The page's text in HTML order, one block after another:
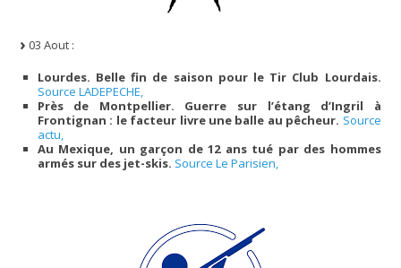
03 Aout :
Lourdes. Belle fin de saison pour le Tir Club Lourdais.
Source LADEPECHE,
Près de Montpellier. Guerre sur l’étang d’Ingril à
Frontignan : le facteur livre une balle au pêcheur. Source
actu,
Au Mexique, un garçon de 12 ans tué par des hommes
armés sur des jet-skis. Source Le Parisien,